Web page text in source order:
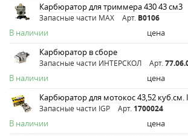
Карбюратор для триммера 430 43 см3
Запасные части MAX Арт. B0106
В наличии цена
Карбюратор в сборе
Запасные части ИНТЕРСКОЛ Арт.
В наличии цена
Карбюратор для мотокос 43,52 куб.см.
Запасные части IGP Арт. 1700024
В наличии цена